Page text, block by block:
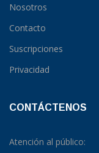
Nosotros
Contacto
Suscripciones
Privacidad
CONTÁCTENOS
Atención al público: